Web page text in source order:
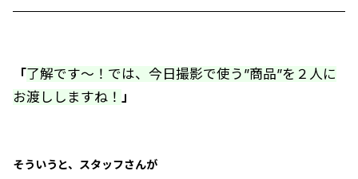
「了解です～！では、今日撮影で使う”商品”を２人に
お渡ししますね！ 」
そういうと、スタッフさんが